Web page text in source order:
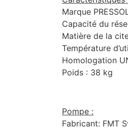
Marque
Capacité du
Matière de la
Température
Homologation
Poids : 38 kg
Pompe :
Fabricant: FMT